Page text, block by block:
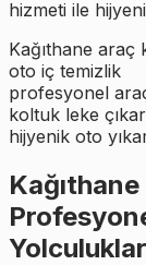
hizmeti ile
Kağıthane araç
oto iç temizlik
profesyonel
koltuk leke
hijyenik oto
Yolculuklar